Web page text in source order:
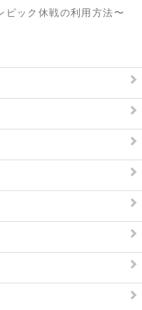
ック休戦の利用方法〜